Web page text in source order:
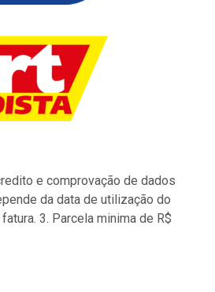
e comprovação de dados
da data de utilização do
3. Parcela minima de R$